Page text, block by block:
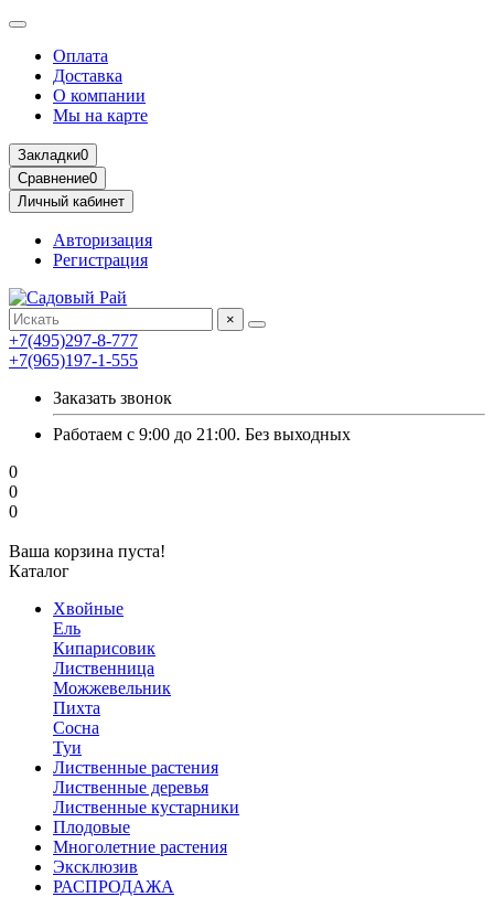
Оплата
Доставка
О компании
Мы на карте
Закладки0
Сравнение0
Личный кабинет
Авторизация
Регистрация
×
+7(495)297-8-777
+7(965)197-1-555
Заказать звонок
Работаем с 9:00 до 21:00. Без выходных
0
0
0
Ваша корзина пуста!
Каталог
Хвойные
Ель
Кипарисовик
Лиственница
Можжевельник
Пихта
Сосна
Туи
Лиственные растения
Лиственные деревья
Лиственные кустарники
Плодовые
Многолетние растения
Эксклюзив
РАСПРОДАЖА